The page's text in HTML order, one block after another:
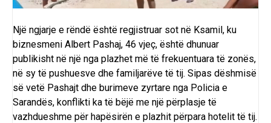
Një ngjarje e rëndë është regjistruar sot në Ksamil, ku
biznesmeni Albert Pashaj, 46 vjeç, është dhunuar
publikisht në një nga plazhet më të frekuentuara të zonës,
në sy të pushuesve dhe familjarëve të tij. Sipas dëshmisë
së vetë Pashajt dhe burimeve zyrtare nga Policia e
Sarandës, konflikti ka të bëjë me një përplasje të
vazhdueshme për hapësirën e plazhit përpara hotelit të tij.